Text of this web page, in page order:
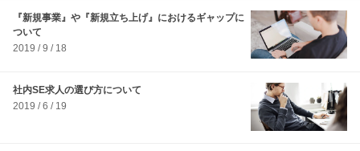
『新規事業』や『新規立ち上げ』におけるギャップに
ついて
2019 / 9 / 18
社内SE求人の選び方について
2019 / 6 / 19